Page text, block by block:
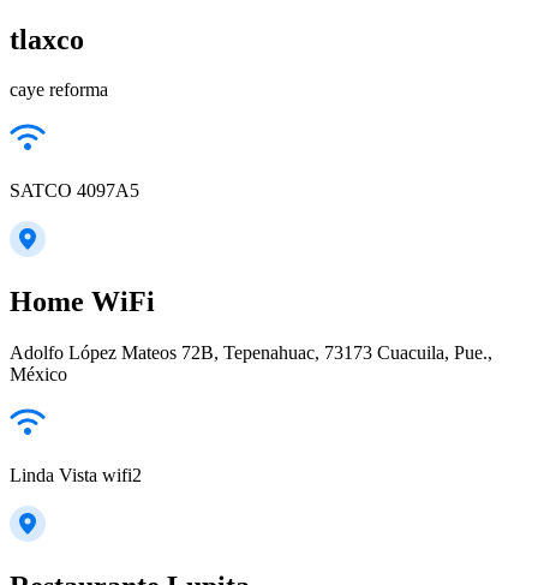
tlaxco
caye reforma
SATCO 4097A5
Home WiFi
Adolfo López Mateos 72B, Tepenahuac, 73173 Cuacuila, Pue.,
México
Linda Vista wifi2